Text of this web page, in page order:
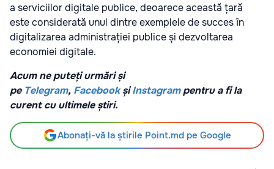
a serviciilor digitale publice, deoarece această țară
este considerată unul dintre exemplele de succes în
digitalizarea administrației publice și dezvoltarea
economiei digitale.
Acum ne puteți urmări și
pe Telegram, Facebook șiInstagrampentru a fi la
curent cu ultimele știri.
Abonați-vă la știrile Point.md pe Google